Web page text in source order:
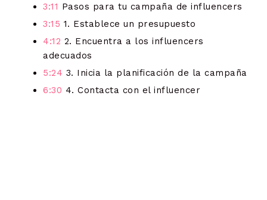
3:11 Pasos para tu campaña de influencers
3:15 1. Establece un presupuesto
4:12 2. Encuentra a los influencers
adecuados
5:24 3. Inicia la planificación de la campaña
6:30 4. Contacta con el influencer